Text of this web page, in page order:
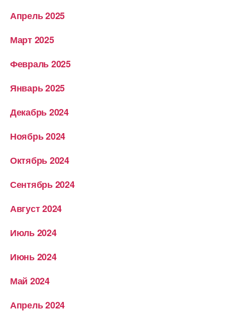
Апрель 2025
Март 2025
Февраль 2025
Январь 2025
Декабрь 2024
Ноябрь 2024
Октябрь 2024
Сентябрь 2024
Август 2024
Июль 2024
Июнь 2024
Май 2024
Апрель 2024